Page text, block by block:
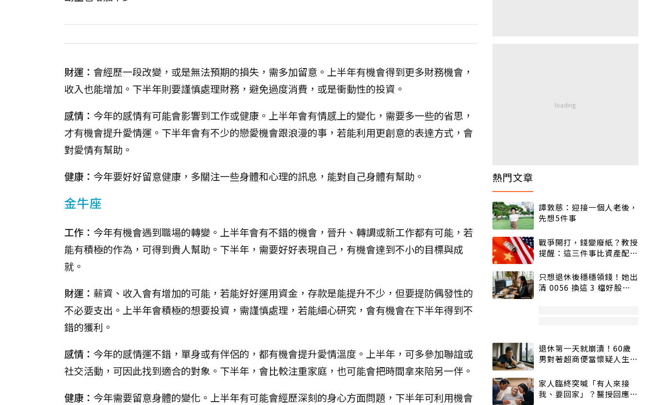
財運： 會經歷一段改變，或是無法預期的損失，需多加留意。上半年有機會得到更多財務機會，
收入也能增加。下半年則要謹慎處理財務，避免過度消費，或是衝動性的投資。
感情： 今年的感情有可能會影響到工作或健康。上半年會有情感上的變化，需要多一些的省思，
才有機會提升愛情運。下半年會有不少的戀愛機會跟浪漫的事，若能利用更創意的表達方式，會
對愛情有幫助。
健康： 今年要好好留意健康，多關注一些身體和心理的訊息，能對自己身體有幫助。
金牛座
工作： 今年有機會遇到職場的轉變。上半年會有不錯的機會，晉升、轉調或新工作都有可能，若
能有積極的作為，可得到貴人幫助。下半年，需要好好表現自己，有機會達到不小的目標與成
就。
財運： 薪資、收入會有增加的可能，若能好好運用資金，存款是能提升不少，但要提防偶發性的
不必要支出。上半年會積極的想要投資，需謹慎處理，若能細心研究，會有機會在下半年得到不
錯的獲利。
感情： 今年的感情運不錯，單身或有伴侶的，都有機會提升愛情溫度。上半年，可多參加聯誼或
社交活動，可因此找到適合的對象。下半年，會比較注重家庭，也可能會把時間拿來陪另一伴。
健康： 今年需要留意身體的變化。上半年有可能會經歷深刻的身心方面問題，下半年可利用機會
熱門文章
譚敦慈：迎接一個人老後，
先想5件事
戰爭開打，錢變廢紙？教授
提醒：這三件事比資產配置
只想退休後穩穩領錢！她出
清 0056 換這 3 檔好股：
退休第一天就崩潰！60歲
男對著超商便當懷疑人生
家人臨終突喊「有人來接
我、要回家」？醫授回應方